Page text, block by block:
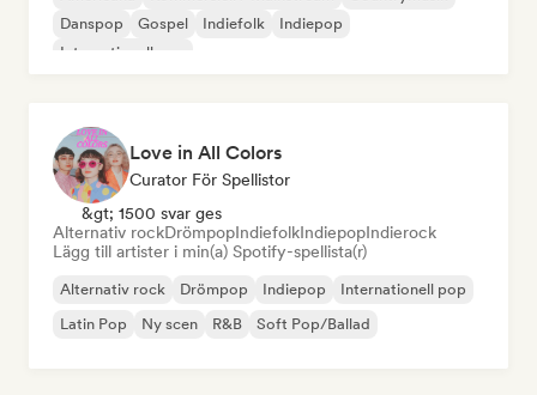
Danspop
Gospel Indiefolk
Indiepop
Internationell pop
Love in All Colors
Curator För Spellistor
&gt; 1500 svar ges
Alternativ rockDrömpopIndiefolkIndiepopIndierock
Lägg till artister i min(a) Spotify-spellista(r)
Alternativ rock Drömpop Indiepop
Internationell pop
Latin Pop
Ny scen R&B Soft Pop/Ballad